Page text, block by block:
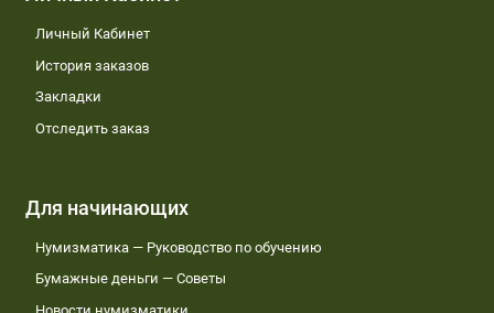
Личный Кабинет
История заказов
Закладки
Отследить заказ
Для начинающих
Нумизматика — Руководство по обучению
Бумажные деньги — Советы